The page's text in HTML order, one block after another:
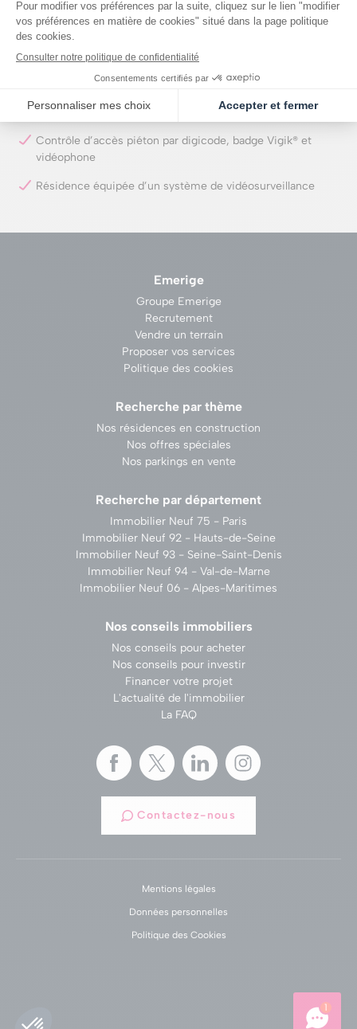
Poignées de portes en bronze, appliques en albâtre et
bronze…
Locaux vélos et poussettes en rez-de-chaussée ; parking
en sous-sol
Porte palière blindée de 2,14 m
Contrôle d’accès piéton par digicode, badge Vigik® et
vidéophone
Résidence équipée d’un système de vidéosurveillance
Emerige
Groupe Emerige
Recrutement
Vendre un terrain
Proposer vos services
Politique des cookies
Recherche par thème
Nos résidences en construction
Nos offres spéciales
Nos parkings en vente
Recherche par département
Immobilier Neuf 75 - Paris
Immobilier Neuf 92 - Hauts-de-Seine
Immobilier Neuf 93 - Seine-Saint-Denis
Immobilier Neuf 94 - Val-de-Marne
Immobilier Neuf 06 - Alpes-Maritimes
Nos conseils immobiliers
Nos conseils pour acheter
Nos conseils pour investir
Financer votre projet
L'actualité de l'immobilier
La FAQ
Contactez-nous
Mentions légales
Données personnelles
Politique des Cookies
1